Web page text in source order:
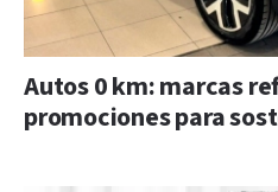
Autos 0 km: marcas
promociones para